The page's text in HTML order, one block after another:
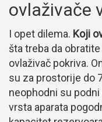
ovlaživače
I opet dilema. Koji
šta treba da
ovlaživač pokriva.
su za prostorije do
neophodni su podni
vrsta aparata